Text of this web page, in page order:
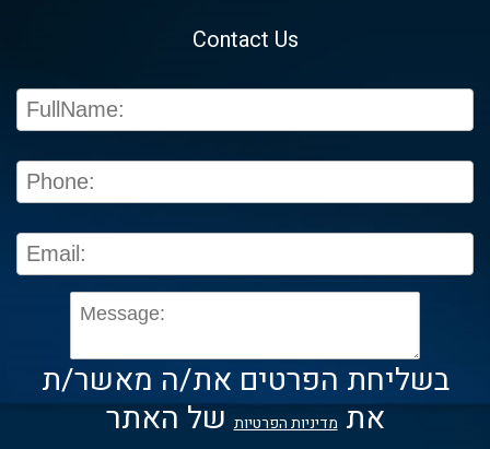
Contact Us
בשליחת הפרטים את/ה מאשר/ת
אתמדיניות הפרטיותשל האתר